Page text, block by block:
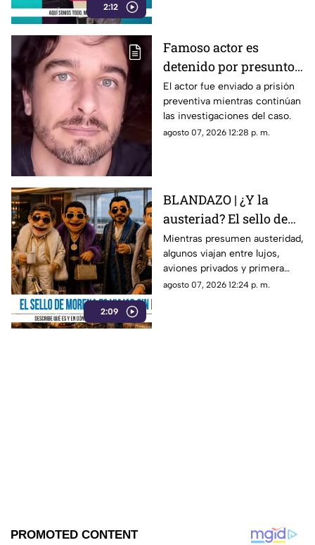
2:12
Famoso actor es
detenido por presunto
abuso de un niño;
aseguró que lo
confundió con su novia
El actor fue enviado a prisión
preventiva mientras continúan
las investigaciones del caso.
agosto 07, 2026 12:28 p. m.
2:09
BLANDAZO | ¿Y la
austeriad? El sello de
Morena es viajar sin
pena
Mientras presumen austeridad,
algunos viajan entre lujos,
aviones privados y primera
clase. Al parecer ya se abrieron
agosto 07, 2026 12:24 p. m.